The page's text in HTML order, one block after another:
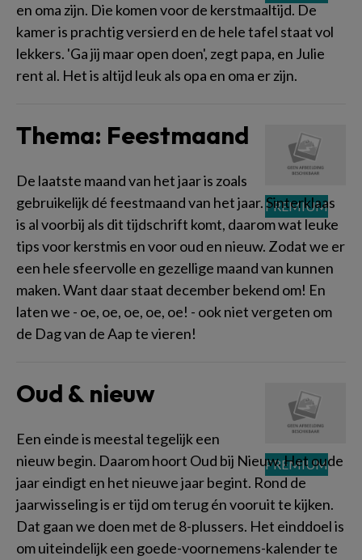
en oma zijn. Die komen voor de kerstmaaltijd. De
kamer is prachtig versierd en de hele tafel staat vol
lekkers. 'Ga jij maar open doen', zegt papa, en Julie
rent al. Het is altijd leuk als opa en oma er zijn.
Thema: Feestmaand
De laatste maand van het jaar is zoals
gebruikelijk dé feestmaand van het jaar. Sinterklaas
is al voorbij als dit tijdschrift komt, daarom wat leuke
tips voor kerstmis en voor oud en nieuw. Zodat we er
een hele sfeervolle en gezellige maand van kunnen
maken. Want daar staat december bekend om! En
laten we - oe, oe, oe, oe, oe! - ook niet vergeten om
de Dag van de Aap te vieren!
Oud & nieuw
Een einde is meestal tegelijk een
nieuw begin. Daarom hoort Oud bij Nieuw. Het oude
jaar eindigt en het nieuwe jaar begint. Rond de
jaarwisseling is er tijd om terug én vooruit te kijken.
Dat gaan we doen met de 8-plussers. Het einddoel is
om uiteindelijk een goede-voornemens-kalender te